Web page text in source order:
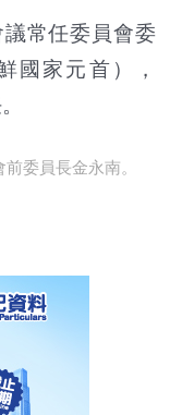
常任委員會委
國家元首），
委員長金永南。